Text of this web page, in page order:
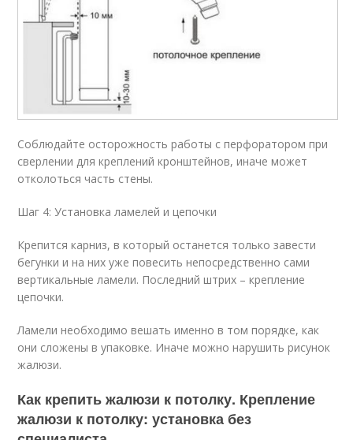
Соблюдайте осторожность работы с перфоратором при
сверлении для креплений кронштейнов, иначе может
отколоться часть стены.
Шаг 4: Установка ламелей и цепочки
Крепится карниз, в который останется только завести
бегунки и на них уже повесить непосредственно сами
вертикальные ламели. Последний штрих – крепление
цепочки.
Ламели необходимо вешать именно в том порядке, как
они сложены в упаковке. Иначе можно нарушить рисунок
жалюзи.
Как крепить жалюзи к потолку. Крепление
жалюзи к потолку: установка без